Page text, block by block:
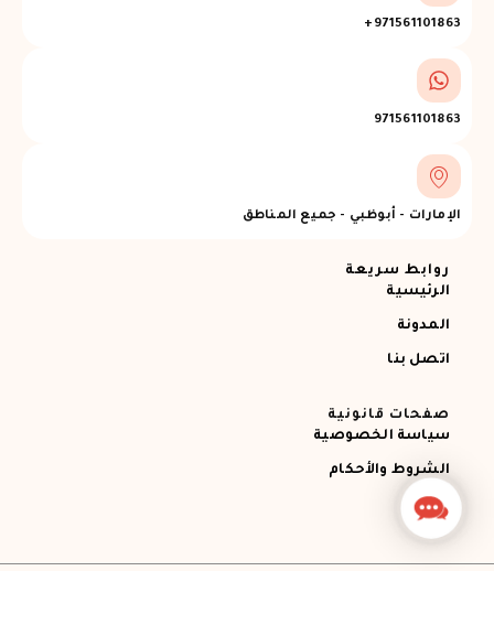
971561101863+
971561101863
الإمارات - أبوظبي - جميع المناطق
روابط سريعة
الرئيسية
المدونة
اتصل بنا
صفحات قانونية
سياسة الخصوصية
الشروط والأحكام
Contact
Us